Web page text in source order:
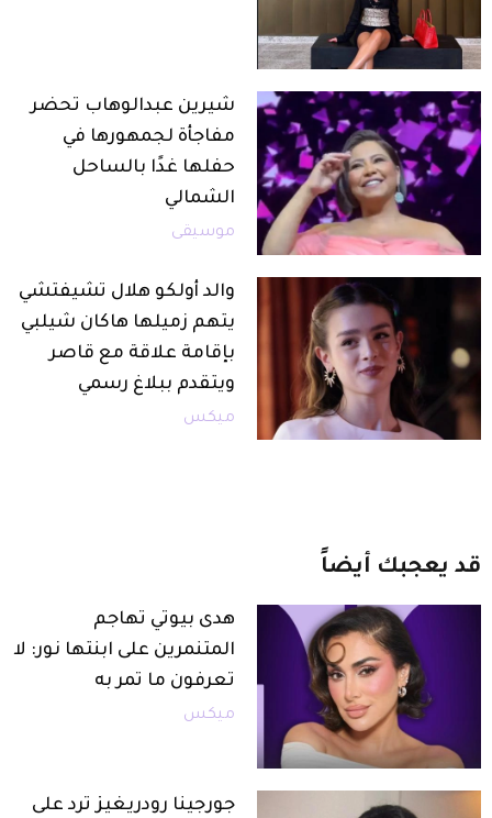
شيرين عبدالوهاب تحضر
مفاجأة لجمهورها في
حفلها غدًا بالساحل
الشمالي
موسيقى
والد أولكو هلال تشيفتشي
يتهم زميلها هاكان شيلبي
بإقامة علاقة مع قاصر
ويتقدم ببلاغ رسمي
ميكس
قد يعجبك أيضاً
هدى بيوتي تهاجم
المتنمرين على ابنتها نور: لا
تعرفون ما تمر به
ميكس
جورجينا رودريغيز ترد على